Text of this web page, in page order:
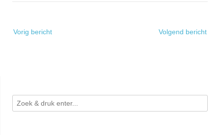
navigatie
Vorig bericht Volgend bericht